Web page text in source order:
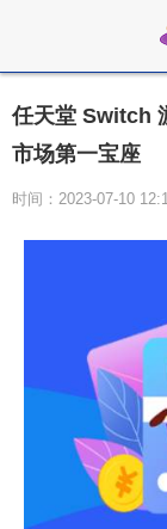
任天堂 Switch
市场第一宝座
时间：2023-07-10